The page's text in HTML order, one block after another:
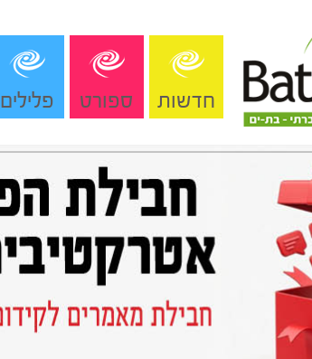
חדשות ספורט פלילים